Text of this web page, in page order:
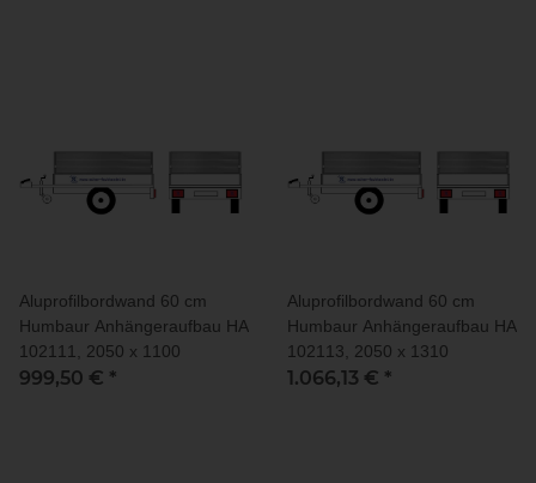
Aluprofilbordwand 60 cm
Humbaur Anhängeraufbau HA
102111, 2050 x 1100
999,50 € *
Aluprofilbordwand 60 cm
Humbaur Anhängeraufbau HA
102113, 2050 x 1310
1.066,13 € *